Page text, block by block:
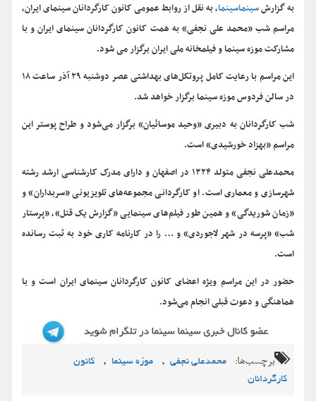
به گزارشسینماسینما، به نقل از روابط عمومی کانون کارگردانان سینمای ایران،
مراسم شب «محمد علی نجفی» به همت کانون کارگردانان سینمای ایران و با
مشارکت موزه سینما و فیلمخانه ملی ایران برگزار می شود.
این مراسم با رعایت کامل پروتکل‌های بهداشتی عصر دوشنبه ۲۹ آذر ساعت ۱۸
در سالن فردوس موزه سینما برگزار خواهد شد.
شب کارگردانان به دبیری «وحید موسائیان» برگزار می‌شود و طراح پوستر این
مراسم «بهزاد خورشیدی» است.
محمدعلی نجفی متولد ۱۳۲۴ در اصفهان و دارای مدرک کارشناسی ارشد رشته
شهرسازی و معماری است. او کارگردانی مجموعه‌های تلویزیونی «سربداران» و
«زمان شوریدگی» و همین طور فیلم‌های سینمایی «گزارش یک قتل»، «پرستار
شب» «پرسه در شهر لاجوردی» و … را در کارنامه کاری خود به ثبت رسانده
است.
حضور در این مراسم ویژه اعضای کانون کارگردانان سینمای ایران است و با
هماهنگی و دعوت قبلی انجام می‌شود.
برچسب‌ها: محمدعلی نجفی , موزه سینما ,
کانون
کارگردانان